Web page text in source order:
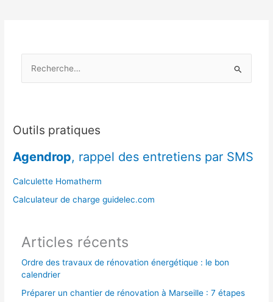
e
c
h
:
Outils pratiques
Agendrop, rappel des entretiens par SMS
Calculette Homatherm
Calculateur de charge guidelec.com
Articles récents
Ordre des travaux de rénovation énergétique : le bon
calendrier
Préparer un chantier de rénovation à Marseille : 7 étapes